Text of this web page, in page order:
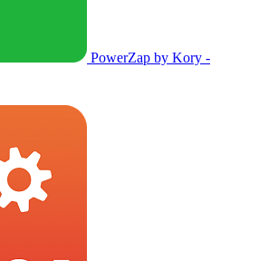
PowerZap by Kory -